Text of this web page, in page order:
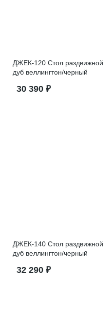
ДЖЕК-120 Стол раздвижной
дуб веллингтон/черный
30 390 ₽
ДЖЕК-140 Стол раздвижной
дуб веллингтон/черный
32 290 ₽